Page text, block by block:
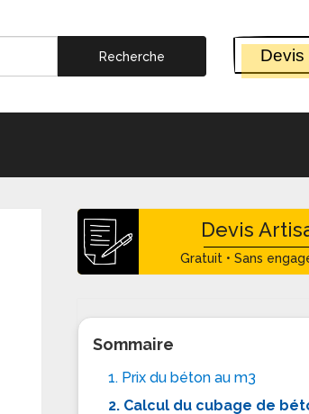
Devis
Devis
Gratuit • Sans
Sommaire
1. Prix du béton au m3
2. Calcul du cubage de